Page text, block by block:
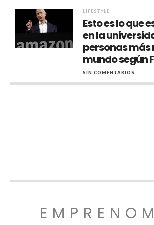
LIFESTYLE
Esto es lo que
en la
personas más
mundo según
SIN COMENTARIOS